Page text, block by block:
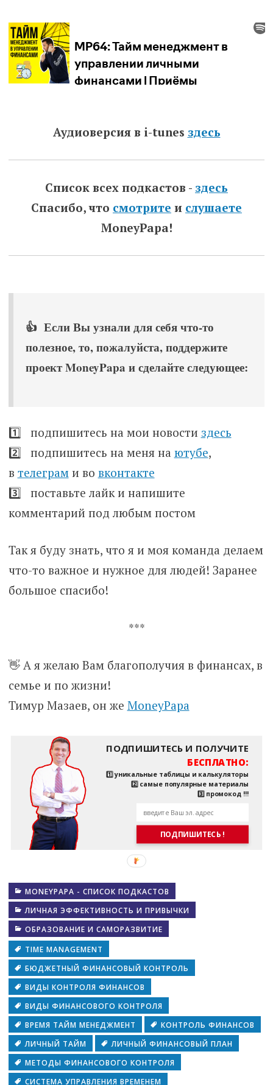
Аудиоверсия в i-tunes здесь
Список всех подкастов - здесь
Спасибо, что смотрите и слушаете
MoneyPapa!
👍 Если Вы узнали для себя что-то
полезное, то, пожалуйста, поддержите
проект MoneyPapa и сделайте следующее:
1️⃣ подпишитесь на мои новости здесь
2️⃣ подпишитесь на меня на ютубе,
в телеграм и во вконтакте
3️⃣ поставьте лайк и напишите
комментарий под любым постом
Так я буду знать, что я и моя команда делаем
что-то важное и нужное для людей! Заранее
большое спасибо!
***
👋 А я желаю Вам благополучия в финансах, в
семье и по жизни!
Тимур Мазаев, он же MoneyPapa
ПОДПИШИТЕСЬ !
ПОДПИШИТЕСЬ И ПОЛУЧИТЕ
БЕСПЛАТНО:
1️⃣ уникальные таблицы и калькуляторы
2️⃣ самые популярные материалы
3️⃣ промокод !!!
MONEYPAPA - СПИСОК ПОДКАСТОВ
ЛИЧНАЯ ЭФФЕКТИВНОСТЬ И ПРИВЫЧКИ
ОБРАЗОВАНИЕ И САМОРАЗВИТИЕ
TIME MANAGEMENT
БЮДЖЕТНЫЙ ФИНАНСОВЫЙ КОНТРОЛЬ
ВИДЫ КОНТРОЛЯ ФИНАНСОВ
ВИДЫ ФИНАНСОВОГО КОНТРОЛЯ
ВРЕМЯ ТАЙМ МЕНЕДЖМЕНТ
КОНТРОЛЬ ФИНАНСОВ
ЛИЧНЫЙ ТАЙМ
ЛИЧНЫЙ ФИНАНСОВЫЙ ПЛАН
МЕТОДЫ ФИНАНСОВОГО КОНТРОЛЯ
СИСТЕМА УПРАВЛЕНИЯ ВРЕМЕНЕМ